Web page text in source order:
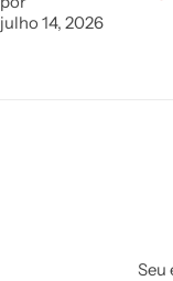
julho 14, 2026
Seu